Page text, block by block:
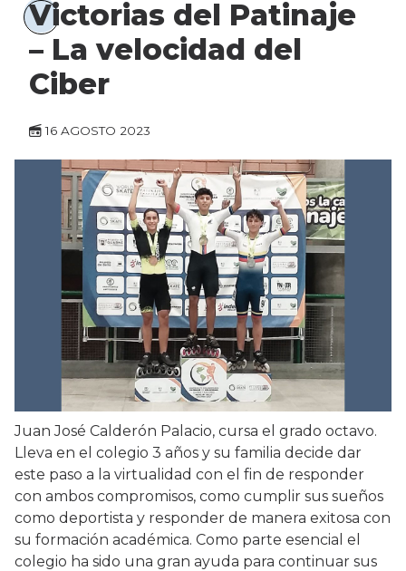
Victorias del Patinaje
– La velocidad del
Ciber
16 AGOSTO 2023
Juan José Calderón Palacio, cursa el grado octavo.
Lleva en el colegio 3 años y su familia decide dar
este paso a la virtualidad con el fin de responder
con ambos compromisos, como cumplir sus sueños
como deportista y responder de manera exitosa con
su formación académica. Como parte esencial el
colegio ha sido una gran ayuda para continuar sus